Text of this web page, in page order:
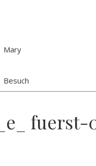
Mary
Besuch
fuerst-